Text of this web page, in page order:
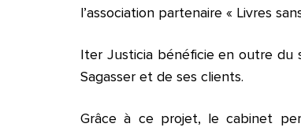
l’association partenaire « Livres
Iter Justicia bénéficie en outre du
Sagasser et de ses clients.
Grâce à ce projet, le cabinet